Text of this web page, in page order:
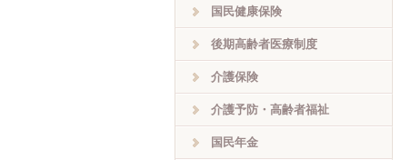
国民健康保険
後期高齢者医療制度
介護保険
介護予防・高齢者福祉
国民年金